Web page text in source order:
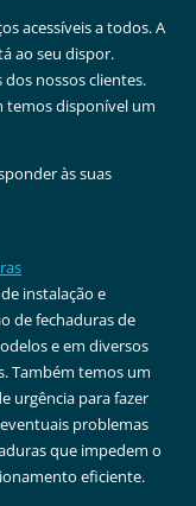
acessíveis a todos. A
ao seu dispor.
nossos clientes.
temos disponível um
às suas
instalação e
de fechaduras de
e em diversos
Também temos um
urgência para fazer
problemas
que impedem o
eficiente.